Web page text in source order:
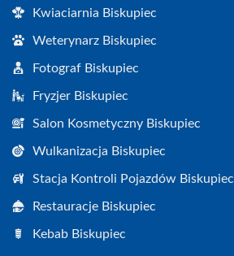
Kwiaciarnia Biskupiec
Weterynarz Biskupiec
Fotograf Biskupiec
Fryzjer Biskupiec
Salon Kosmetyczny Biskupiec
Wulkanizacja Biskupiec
Stacja Kontroli Pojazdów Biskupiec
Restauracje Biskupiec
Kebab Biskupiec